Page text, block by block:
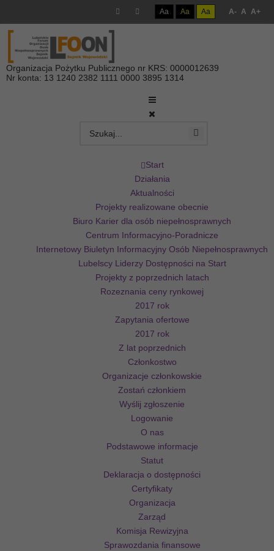
Aa Aa Aa A- A A+
Organizacja Pożytku Publicznego nr KRS: 0000012639
Nr konta: 13 1240 2382 1111 0000 3895 1314
Start
Działania
Aktualności
Projekty realizowane obecnie
Biuro Karier dla osób niepełnosprawnych
Centrum Informacyjno-Poradnicze
Internetowy Biuletyn Informacyjny Osób Niepełnosprawnych
Lubelscy Liderzy Dostępności na Start
Projekty z poprzednich latach
Rozeznania ceny rynkowej
2017 rok
Zapytania ofertowe
2017 rok
Z lat poprzednich
Członkostwo
Organizacje członkowskie
Zostań członkiem
Wyślij zgłoszenie
Logowanie
O nas
Podstawowe informacje
Statut
Deklaracja o dostępności
Certyfikaty
Organizacja
Zarząd
Komisja Rewizyjna
Sprawozdania finansowe